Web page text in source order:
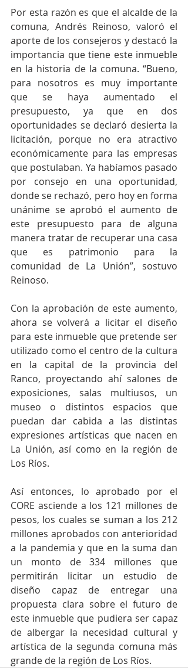
Por esta razón es que el alcalde de la
comuna, Andrés Reinoso, valoró el
aporte de los consejeros y destacó la
importancia que tiene este inmueble
en la historia de la comuna. “Bueno,
para nosotros es muy importante
que se haya aumentado el
presupuesto, ya que en dos
oportunidades se declaró desierta la
licitación, porque no era atractivo
económicamente para las empresas
que postulaban. Ya habíamos pasado
por consejo en una oportunidad,
donde se rechazó, pero hoy en forma
unánime se aprobó el aumento de
este presupuesto para de alguna
manera tratar de recuperar una casa
que es patrimonio para la
comunidad de La Unión”, sostuvo
Reinoso.
Con la aprobación de este aumento,
ahora se volverá a licitar el diseño
para este inmueble que pretende ser
utilizado como el centro de la cultura
en la capital de la provincia del
Ranco, proyectando ahí salones de
exposiciones, salas multiusos, un
museo o distintos espacios que
puedan dar cabida a las distintas
expresiones artísticas que nacen en
La Unión, así como en la región de
Los Ríos.
Así entonces, lo aprobado por el
CORE asciende a los 121 millones de
pesos, los cuales se suman a los 212
millones aprobados con anterioridad
a la pandemia y que en la suma dan
un monto de 334 millones que
permitirán licitar un estudio de
diseño capaz de entregar una
propuesta clara sobre el futuro de
este inmueble que pudiera ser capaz
de albergar la necesidad cultural y
artística de la segunda comuna más
grande de la región de Los Ríos.